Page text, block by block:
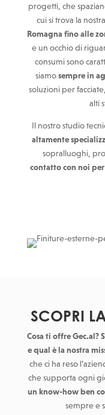
progetti, che
cui si trova la
Romagna fino alle
e un occhio di
consumi sono
siamosempre in
soluzioni per
alti
Il nostro studio
altamente
sopralluoghi,
contatto con noi
SCOPRI
Cosa ti offre Gec.al?
e qual è la nostra
che ci ha reso
che supporta ogni
un know-how ben
sempre e